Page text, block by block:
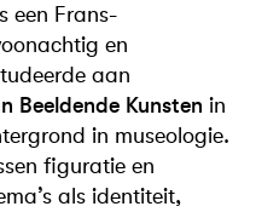
een Frans-
en
aan
Beeldende Kunsten in
in museologie.
figuratie en
als identiteit,